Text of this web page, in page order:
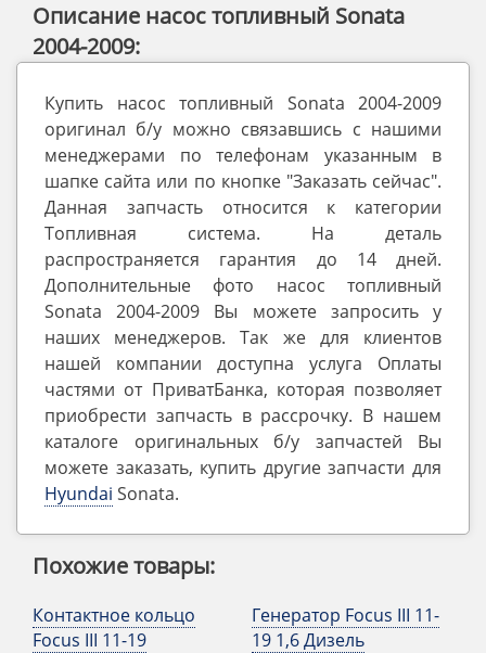
Описание насос топливный Sonata
2004-2009:
Купить насос топливный Sonata 2004-2009
оригинал б/у можно связавшись с нашими
менеджерами по телефонам указанным в
шапке сайта или по кнопке "Заказать сейчас".
Данная запчасть относится к категории
Топливная система. На деталь
распространяется гарантия до 14 дней.
Дополнительные фото насос топливный
Sonata 2004-2009 Вы можете запросить у
наших менеджеров. Так же для клиентов
нашей компании доступна услуга Оплаты
частями от ПриватБанка, которая позволяет
приобрести запчасть в рассрочку. В нашем
каталоге оригинальных б/у запчастей Вы
можете заказать, купить другие запчасти для
Hyundai Sonata.
Похожие товары:
Контактное кольцо
Focus III 11-19
Генератор Focus III 11-
19 1,6 Дизель